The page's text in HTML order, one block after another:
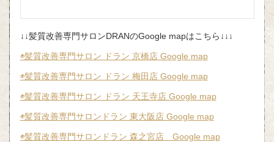
↓↓髪質改善専門サロンDRANのGoogle mapはこちら↓↓↓
◉髪質改善専門サロン ドラン 京橋店 Google map
◉髪質改善専門サロン ドラン 梅田店 Google map
◉髪質改善専門サロン ドラン 天王寺店 Google map
◉髪質改善専門サロンドラン 東大阪店 Google map
◉髪質改善専門サロンドラン 森之宮店 Google map